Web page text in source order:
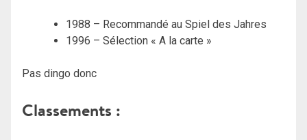
1988 – Recommandé au Spiel des Jahres
1996 – Sélection « A la carte »
Pas dingo donc
Classements :